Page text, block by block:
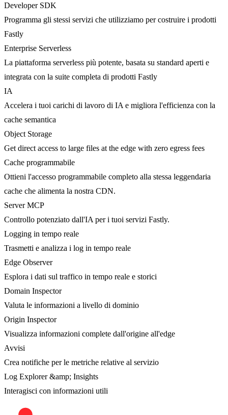
Developer SDK
Programma gli stessi servizi che utilizziamo per costruire i prodotti
Fastly
Enterprise Serverless
La piattaforma serverless più potente, basata su standard aperti e
integrata con la suite completa di prodotti Fastly
IA
Accelera i tuoi carichi di lavoro di IA e migliora l'efficienza con la
cache semantica
Object Storage
Get direct access to large files at the edge with zero egress fees
Cache programmabile
Ottieni l'accesso programmabile completo alla stessa leggendaria
cache che alimenta la nostra CDN.
Server MCP
Controllo potenziato dall'IA per i tuoi servizi Fastly.
Logging in tempo reale
Trasmetti e analizza i log in tempo reale
Edge Observer
Esplora i dati sul traffico in tempo reale e storici
Domain Inspector
Valuta le informazioni a livello di dominio
Origin Inspector
Visualizza informazioni complete dall'origine all'edge
Avvisi
Crea notifiche per le metriche relative al servizio
Log Explorer &amp; Insights
Interagisci con informazioni utili